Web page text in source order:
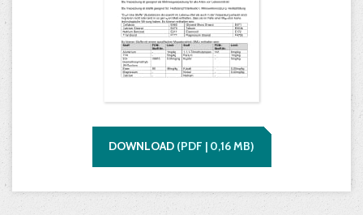
DOWNLOAD (PDF | 0,16MB)